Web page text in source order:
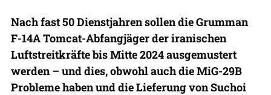
Nach fast 50 Dienstjahren sollen die Grumman
F-14A Tomcat-Abfangjäger der iranischen
Luftstreitkräfte bis Mitte 2024 ausgemustert
werden – und dies, obwohl auch die MiG-29B
Probleme haben und die Lieferung von Suchoi